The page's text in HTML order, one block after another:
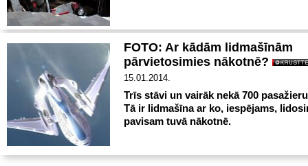
FOTO: Ar kādām lidmašīnām
pārvietosimies nākotnē?
15.01.2014.
Trīs stāvi un vairāk nekā 700
Tā ir lidmašīna ar ko, iespējams,
pavisam tuvā nākotnē.